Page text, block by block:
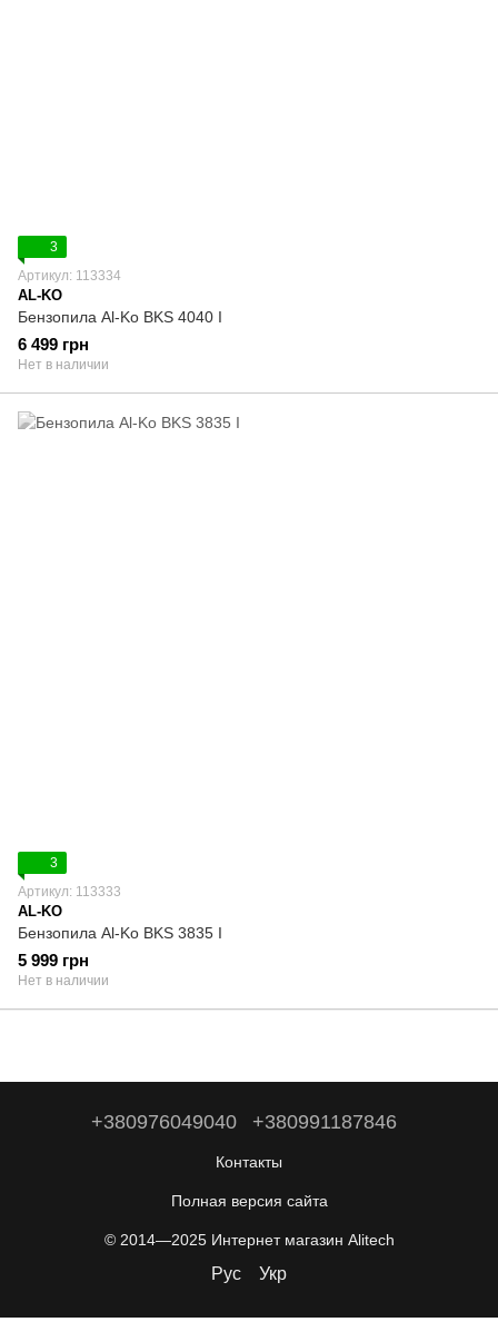
3
Артикул: 113334
AL-KO
Бензопила Al-Ko BKS 4040 I
6 499 грн
Нет в наличии
3
Артикул: 113333
AL-KO
Бензопила Al-Ko BKS 3835 I
5 999 грн
Нет в наличии
+380976049040 +380991187846
Контакты
Полная версия сайта
© 2014—2025 Интернет магазин Alitech
Рус Укр